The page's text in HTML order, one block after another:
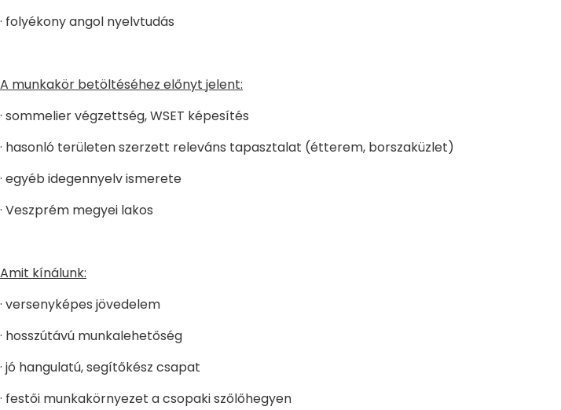
· folyékony angol nyelvtudás
A munkakör betöltéséhez előnyt jelent:
· sommelier végzettség, WSET képesítés
· hasonló területen szerzett releváns tapasztalat (étterem, borszaküzlet)
· egyéb idegennyelv ismerete
· Veszprém megyei lakos
Amit kínálunk:
· versenyképes jövedelem
· hosszútávú munkalehetőség
· jó hangulatú, segítőkész csapat
· festői munkakörnyezet a csopaki szőlőhegyen